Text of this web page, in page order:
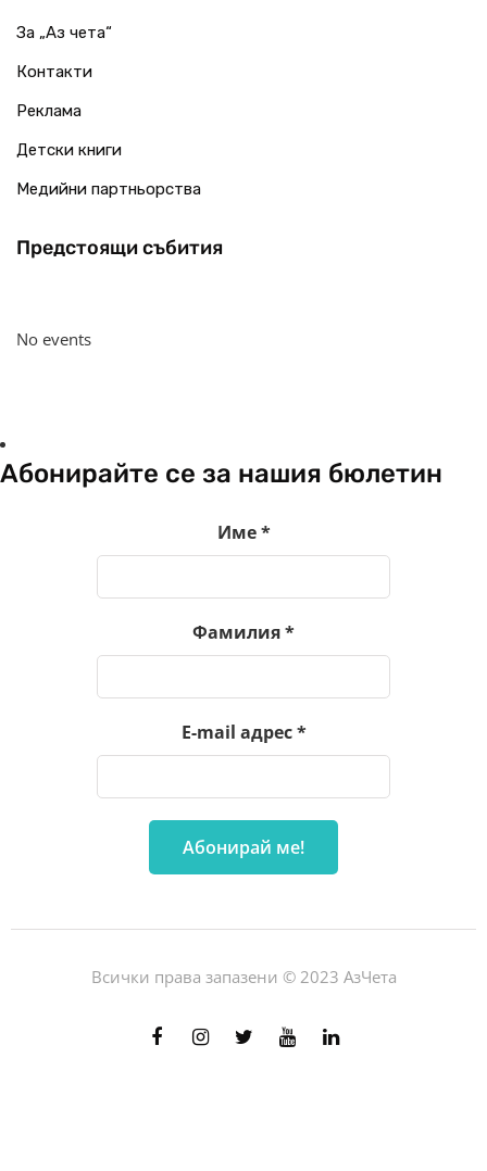
За „Аз чета“
Контакти
Реклама
Детски книги
Медийни партньорства
Предстоящи събития
No events
Абонирайте се за нашия бюлетин
Име*
Фамилия*
E-mail адрес*
Всички права запазени © 2023 АзЧета